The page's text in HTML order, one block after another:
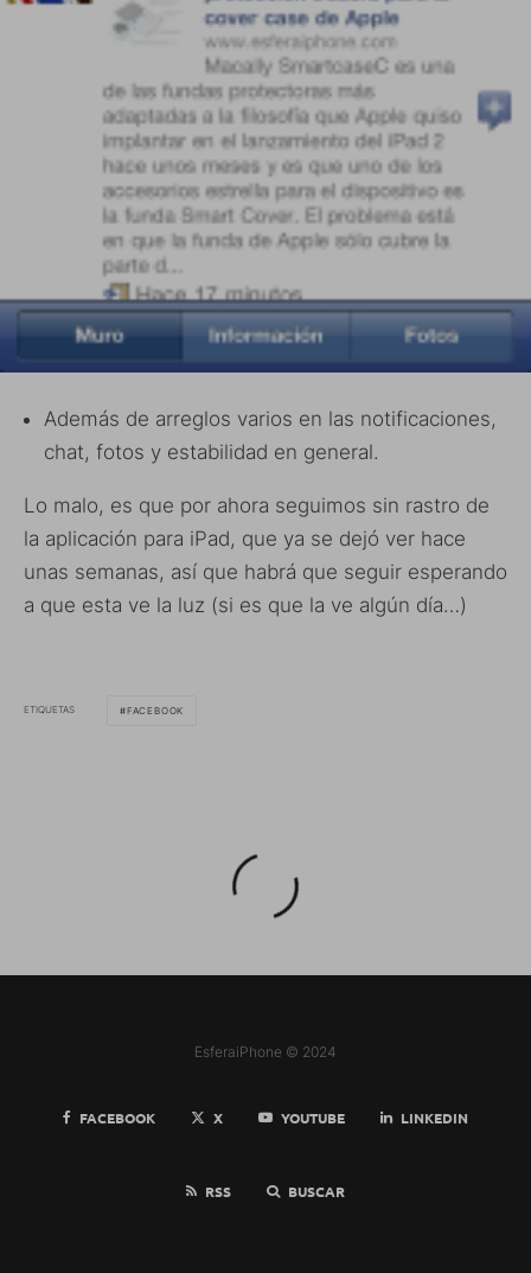
Además de arreglos varios en las notificaciones,
chat, fotos y estabilidad en general.
Lo malo, es que por ahora seguimos sin rastro de
la aplicación para iPad, que ya se dejó ver hace
unas semanas, así que habrá que seguir esperando
a que esta ve la luz (si es que la ve algún día…)
ETIQUETAS FACEBOOK
EsferaiPhone © 2024
FACEBOOK X YOUTUBE LINKEDIN
RSS BUSCAR